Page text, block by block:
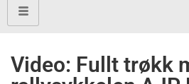
Video: Fullt trøkk